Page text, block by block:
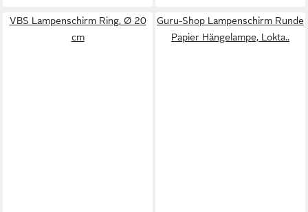
VBS Lampenschirm Ring, Ø 20
cm
Guru-Shop Lampenschirm Runde
Papier Hängelampe, Lokta..